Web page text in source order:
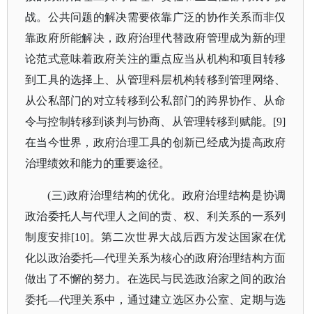
战。公共问题的解决需要依靠广泛的协作关系而非仅
靠政府所能解决，政府治理代替政府管理成为新的理
论范式意味着政府关注的重点应当从机构和项目转移
到工具的选择上、从管理科层机构转移到管理网络、
从公私部门的对立转移到公私部门的跨界协作、从命
令与控制转移到谈判与协商、从管理转移到赋能。[9]
在当今世界，政府治理工具的创新已经成为提高政府
治理绩效和能力的重要途径。
(三)政府治理结构的优化。政府治理结构是协调
政治委托人与代理人之间的责、权、利关系的一系列
制度安排[10]。第二次世界大战后西方发达国家在优
化以政治委托—代理关系为核心的政府治理结构方面
做出了不懈的努力。在选民与民选政治家之间的政治
委托—代理关系中，通过建立选区办公室、定期与选